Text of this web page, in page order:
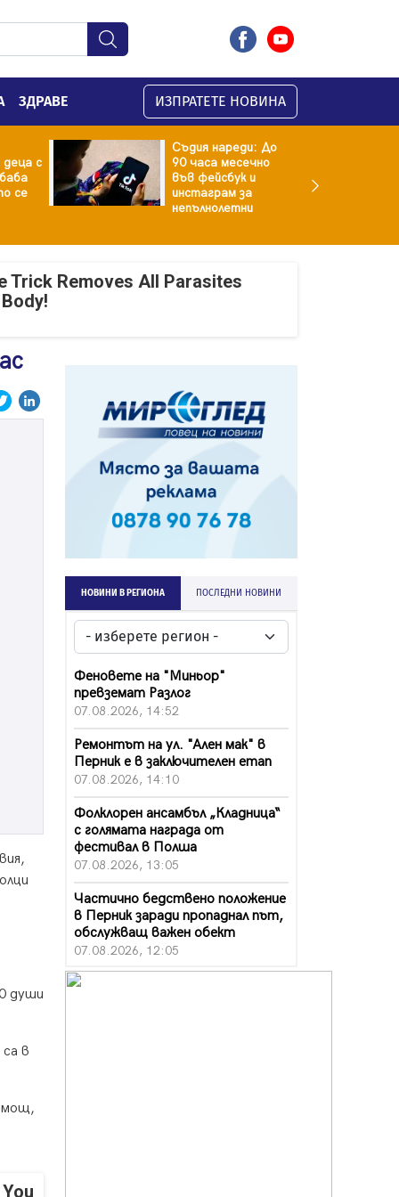
ЗДРАВЕ ИЗПРАТЕТЕ НОВИНА
с
се
Съдия нареди: До
90 часа месечно
във фейсбук и
инстаграм за
непълнолетни
Trick Removes All Parasites
души
в
НОВИНИ В РЕГИОНА ПОСЛЕДНИ НОВИНИ
Феновете на "Миньор"
превземат Разлог
07.08.2026, 14:52
Ремонтът на ул. "Ален мак" в
Перник е в заключителен етап
07.08.2026, 14:10
Фолклорен ансамбъл „Кладница“
с голямата награда от
фестивал в Полша
07.08.2026, 13:05
Частично бедствено положение
в Перник заради пропаднал път,
обслужващ важен обект
07.08.2026, 12:05
Да отговорим на жегите с филм